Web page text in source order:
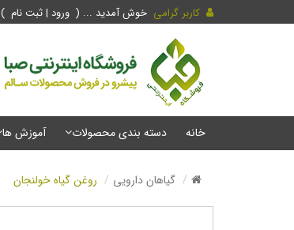
کاربر گرامی خوش آمدید ... ( ورود | ثبت نام )
خانه دسته بندی محصولات آموزش ها
گیاهان دارویی روغن گیاه خولنجان